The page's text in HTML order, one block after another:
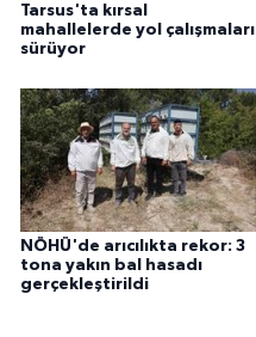
Tarsus'ta kırsal
mahallelerde yol çalışmaları
sürüyor
NÖHÜ'de arıcılıkta rekor: 3
tona yakın bal hasadı
gerçekleştirildi